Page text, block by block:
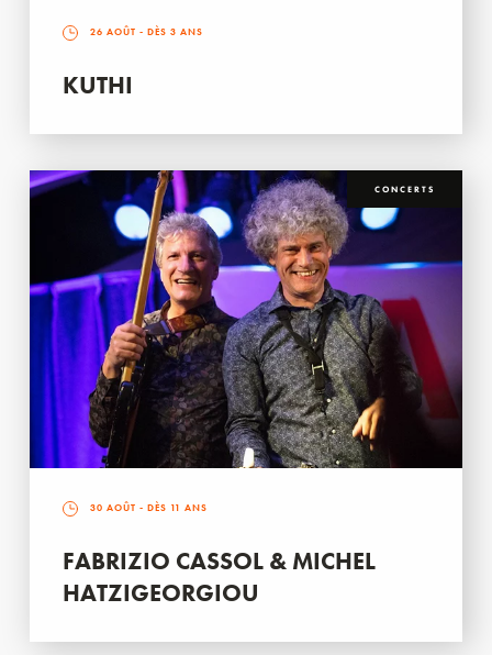
26 AOÛT - DÈS 3 ANS
KUTHI
CONCERTS
30 AOÛT - DÈS 11 ANS
FABRIZIO CASSOL & MICHEL
HATZIGEORGIOU